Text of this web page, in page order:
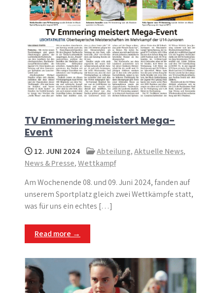
TV Emmering meistert Mega-
Event
12. JUNI 2024 Abteilung,Aktuelle News,
News & Presse,Wettkampf
Am Wochenende 08. und 09. Juni 2024, fanden auf
unserem Sportplatz gleich zwei Wettkämpfe statt,
was für uns ein echtes […]
Read more →